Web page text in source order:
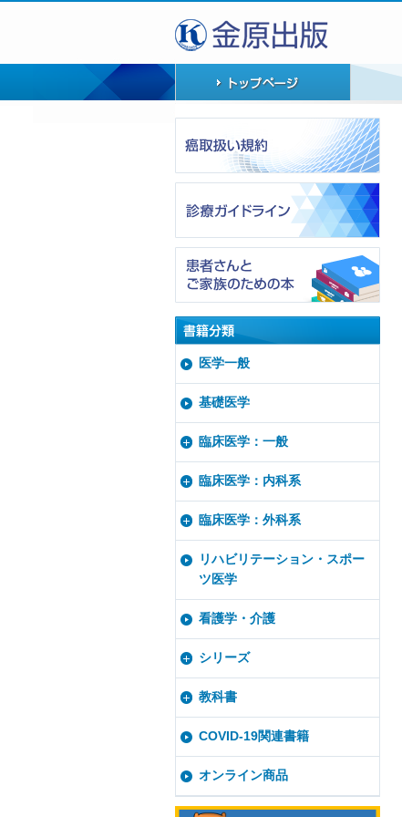
医学一般
基礎医学
臨床医学：一般
臨床医学：内科系
臨床医学：外科系
リハビリテーション・スポー
ツ医学
看護学・介護
シリーズ
教科書
COVID-19関連書籍
オンライン商品